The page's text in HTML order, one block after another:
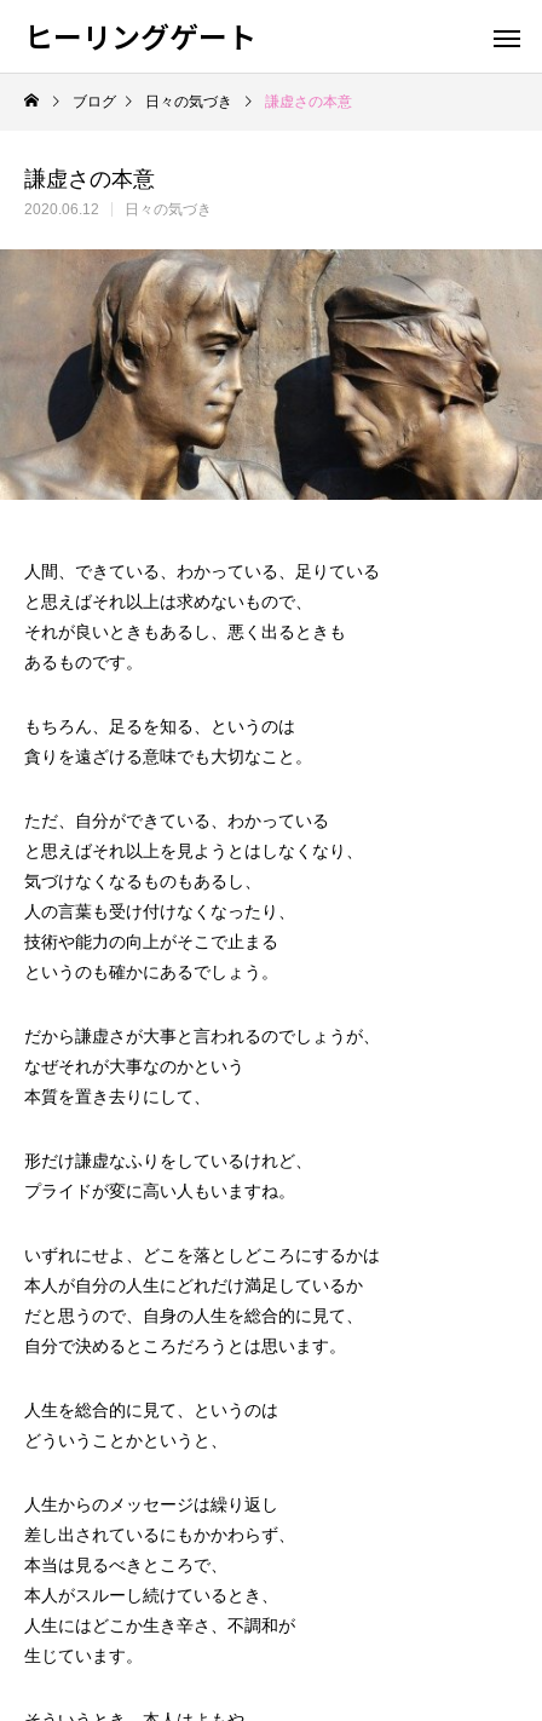
ヒーリングゲート
ブログ 日々の気づき 謙虚さの本意
謙虚さの本意
2020.06.12 日々の気づき
人間、できている、わかっている、足りている
と思えばそれ以上は求めないもので、
それが良いときもあるし、悪く出るときも
あるものです。
もちろん、足るを知る、というのは
貪りを遠ざける意味でも大切なこと。
ただ、自分ができている、わかっている
と思えばそれ以上を見ようとはしなくなり、
気づけなくなるものもあるし、
人の言葉も受け付けなくなったり、
技術や能力の向上がそこで止まる
というのも確かにあるでしょう。
だから謙虚さが大事と言われるのでしょうが、
なぜそれが大事なのかという
本質を置き去りにして、
形だけ謙虚なふりをしているけれど、
プライドが変に高い人もいますね。
いずれにせよ、どこを落としどころにするかは
本人が自分の人生にどれだけ満足しているか
だと思うので、自身の人生を総合的に見て、
自分で決めるところだろうとは思います。
人生を総合的に見て、というのは
どういうことかというと、
人生からのメッセージは繰り返し
差し出されているにもかかわらず、
本当は見るべきところで、
本人がスルーし続けているとき、
人生にはどこか生き辛さ、不調和が
生じています。